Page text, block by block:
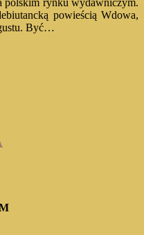
powieścią Wdowa,
Być…